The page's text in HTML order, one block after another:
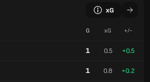
xG
G xG +/-
1 0.5 +0.5
1 0.8 +0.2